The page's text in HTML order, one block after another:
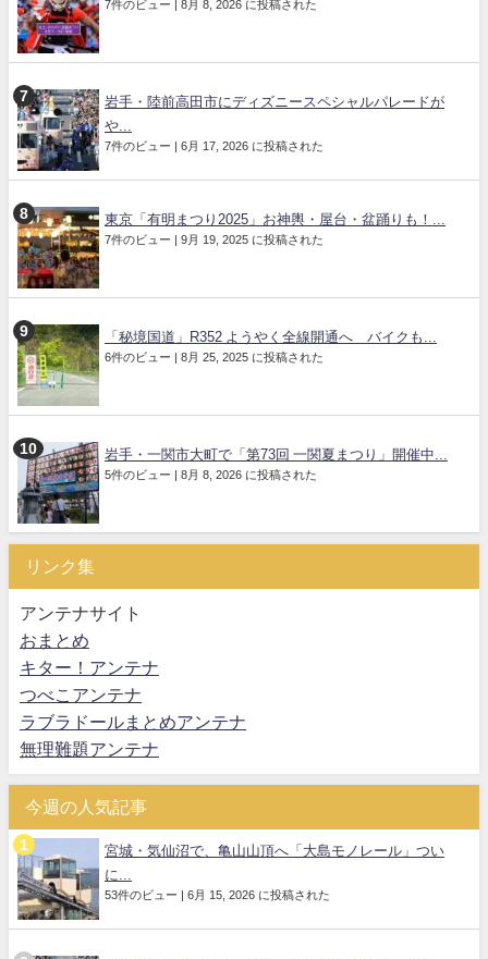
7件のビュー 8月 8, 2026 に投稿された
岩手・陸前高田市にディズニースペシャルパレードが
や...
7件のビュー | 6月 17, 2026 に投稿された
東京「有明まつり2025」お神輿・屋台・盆踊りも！...
7件のビュー | 9月 19, 2025 に投稿された
「秘境国道」R352 ようやく全線開通へ バイクも...
6件のビュー | 8月 25, 2025 に投稿された
岩手・一関市大町で「第73回 一関夏まつり」開催中...
5件のビュー | 8月 8, 2026 に投稿された
リンク集
アンテナサイト
おまとめ
キター！アンテナ
つべこアンテナ
ラブラドールまとめアンテナ
無理難題アンテナ
今週の人気記事
宮城・気仙沼で、亀山山頂へ「大島モノレール」つい
に...
53件のビュー | 6月 15, 2026 に投稿された